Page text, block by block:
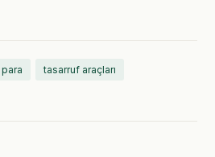
tasarruf araçları